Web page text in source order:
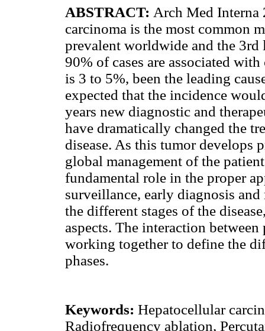
ABSTRACT: Arch Med Interna
carcinoma is the most common
prevalent worldwide and the 3rd
90% of cases are associated
is 3 to 5%, been the leading
expected that the incidence
years new diagnostic and
have dramatically changed the
disease. As this tumor develops
global management of the
fundamental role in the proper
surveillance, early diagnosis
the different stages of the
aspects. The interaction
working together to define the
phases.
Keywords: Hepatocellular
Radiofrequency ablation,